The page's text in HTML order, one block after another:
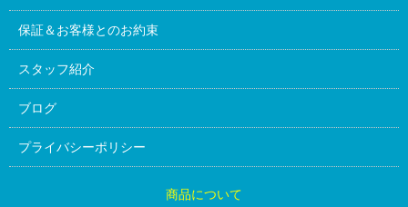
保証＆お客様とのお約束
スタッフ紹介
ブログ
プライバシーポリシー
商品について